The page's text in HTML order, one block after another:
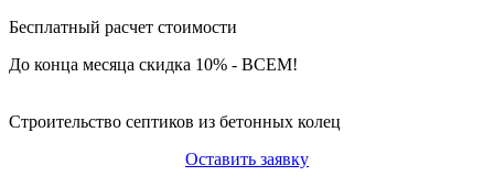
Бесплатный расчет стоимости
До конца месяца скидка 10% - ВСЕМ!
Строительство септиков из бетонных колец
Оставить заявку